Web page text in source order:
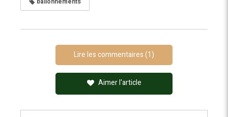
Lire les commentaires (1)
Aimer l'article